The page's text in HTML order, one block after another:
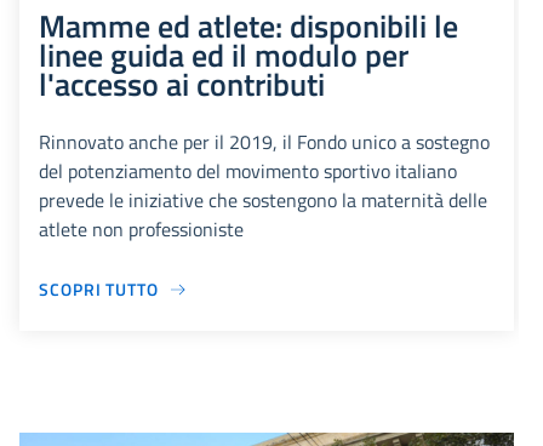
Mamme ed atlete: disponibili le
linee guida ed il modulo per
l'accesso ai contributi
Rinnovato anche per il 2019, il Fondo unico a sostegno
del potenziamento del movimento sportivo italiano
prevede le iniziative che sostengono la maternità delle
atlete non professioniste
SCOPRI TUTTO